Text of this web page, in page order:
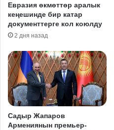
Евразия өкмөттөр аралык
кеңешинде бир катар
документтерге кол коюлду
2 дня назад
Садыр Жапаров
Армениянын премьер-